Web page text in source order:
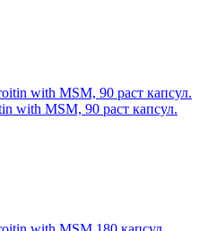
with MSM, 90 раст капсул.